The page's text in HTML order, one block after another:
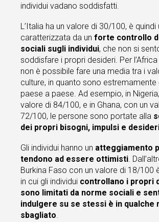
individui vadano soddisfatti.
L’Italia ha un valore di 30/100, è
caratterizzata da un forte controllo
sociali sugli individui, che non si
soddisfare i propri desideri. Per
non è possibile fare una media tra i
culture, in quanto sono estremamente
paese a paese. Ad esempio, in
valore di 84/100, e in Ghana, con un
72/100, le persone sono portate alla
dei propri bisogni, impulsi e
Gli individui hanno un atteggiamento
tendono ad essere ottimisti .
Burkina Faso con un valore di 18/100
in cui gli individui controllano i propri
sono limitati da norme sociali e
indulgere su se stessi è in qualche
sbagliato